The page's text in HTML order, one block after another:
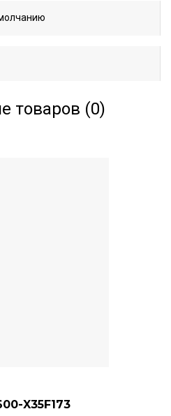
товаров (0)
X35F173